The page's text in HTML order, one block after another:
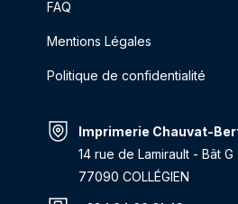
FAQ
Mentions Légales
Politique de confidentialité
Imprimerie Chauvat-
14 rue de Lamirault - Bât G
77090 COLLÉGIEN